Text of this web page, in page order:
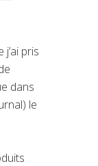
pris
dans
le